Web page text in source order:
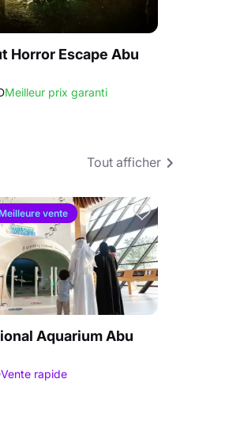
Horror Escape Abu
Meilleur prix garanti
Tout afficher
vente
Aquarium Abu
Vente rapide